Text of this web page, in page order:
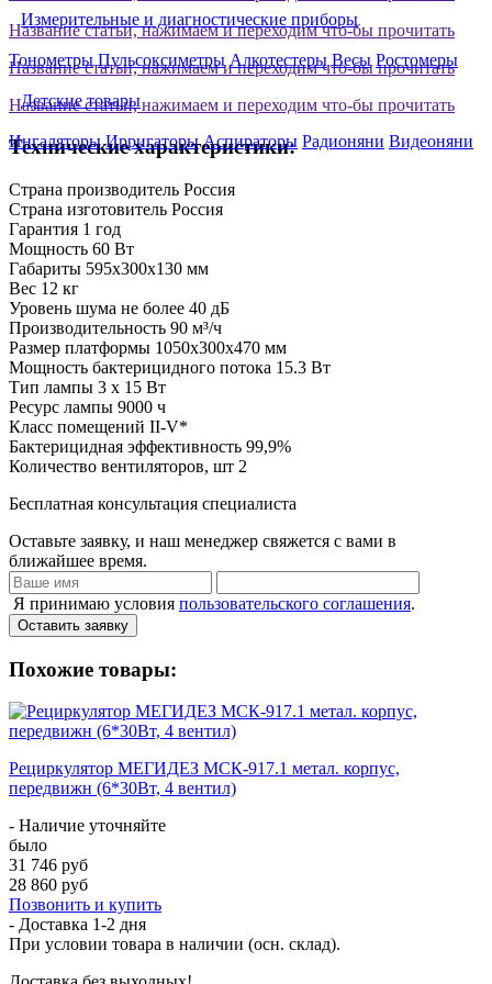
Измерительные и диагностические приборы
Тонометры Пульсоксиметры Алкотестеры Весы Ростомеры
Детские товары
Ингаляторы Ирригаторы Аспираторы Радионяни Видеоняни
Название статьи, нажимаем и переходим что-бы прочитать
Название статьи, нажимаем и переходим что-бы прочитать
Название статьи, нажимаем и переходим что-бы прочитать
Технические характеристики:
Страна производитель Россия
Страна изготовитель Россия
Гарантия 1 год
Мощность 60 Вт
Габариты 595x300x130 мм
Вес 12 кг
Уровень шума не более 40 дБ
Производительность 90 м³/ч
Размер платформы 1050х300х470 мм
Мощность бактерицидного потока 15.3 Вт
Тип лампы 3 х 15 Вт
Ресурс лампы 9000 ч
Класс помещений II-V*
Бактерицидная эффективность 99,9%
Количество вентиляторов, шт 2
Бесплатная консультация специалиста
Оставьте заявку, и наш менеджер свяжется с вами в
ближайшее время.
Я принимаю условия пользовательского соглашения.
Оставить заявку
Похожие товары:
Рециркулятор МЕГИДЕЗ МСК-917.1 метал. корпус,
передвижн (6*30Вт, 4 вентил)
- Наличие уточняйте
было
31 746 руб
28 860 руб
Позвонить и купить
- Доставка 1-2 дня
При условии товара в наличии (осн. склад).